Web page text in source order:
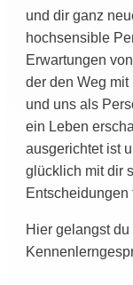
und dir ganz
hochsensible
Erwartungen
der den Weg
und uns als
ein Leben
ausgerichtet ist
glücklich mit dir
Entscheidungen
Hier gelangst